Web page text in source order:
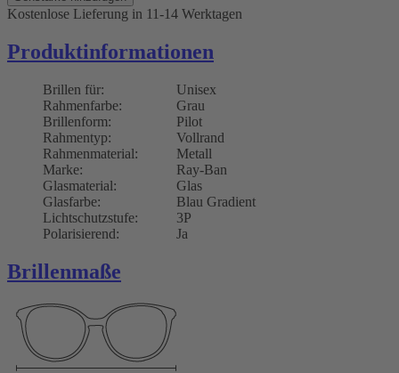
Kostenlose Lieferung in 11-14 Werktagen
Produktinformationen
Brillen für:
Unisex
Rahmenfarbe:
Grau
Brillenform:
Pilot
Rahmentyp:
Vollrand
Rahmenmaterial:
Metall
Marke:
Ray-Ban
Glasmaterial:
Glas
Glasfarbe:
Blau Gradient
Lichtschutzstufe:
3P
Polarisierend:
Ja
Brillenmaße